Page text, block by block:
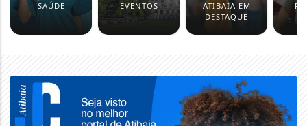
SAÚDE EVENTOS
ATIBAIA EM
DESTAQUE